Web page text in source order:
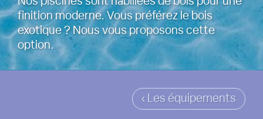
finition moderne. Vous préférez le bois
exotique ? Nous vous proposons cette
option.
‹ Les équipements